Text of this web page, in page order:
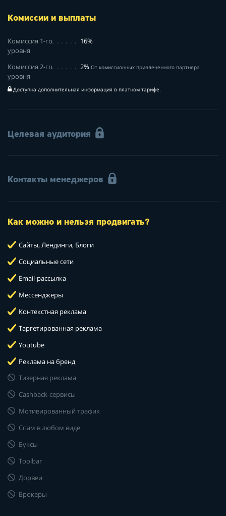
Комиссии и выплаты
Комиссия 1-го
уровня
16%
Комиссия 2-го
уровня
2%От комиссионных привлеченного партнера
Доступна дополнительная информация в платном тарифе.
Целевая аудитория
Контакты менеджеров
Как можно и нельзя продвигать?
Сайты, Лендинги, Блоги
Социальные сети
Email-рассылка
Мессенджеры
Контекстная реклама
Таргетированная реклама
Youtube
Реклама на бренд
Тизерная реклама
Cashback-сервисы
Мотивированный трафик
Спам в любом виде
Буксы
Toolbar
Дорвеи
Брокеры